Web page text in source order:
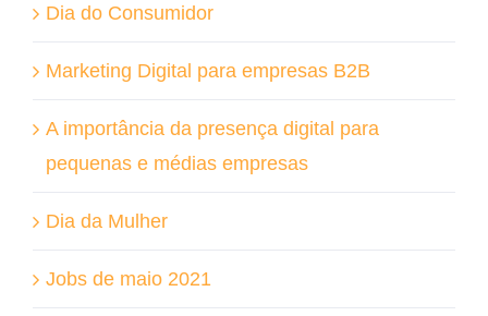
Dia do Consumidor
Marketing Digital para empresas B2B
A importância da presença digital para
pequenas e médias empresas
Dia da Mulher
Jobs de maio 2021